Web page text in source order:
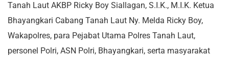
Tanah Laut AKBP Ricky Boy Siallagan, S.I.K., M.I.K. Ketua
Bhayangkari Cabang Tanah Laut Ny. Melda Ricky Boy,
Wakapolres, para Pejabat Utama Polres Tanah Laut,
personel Polri, ASN Polri, Bhayangkari, serta masyarakat